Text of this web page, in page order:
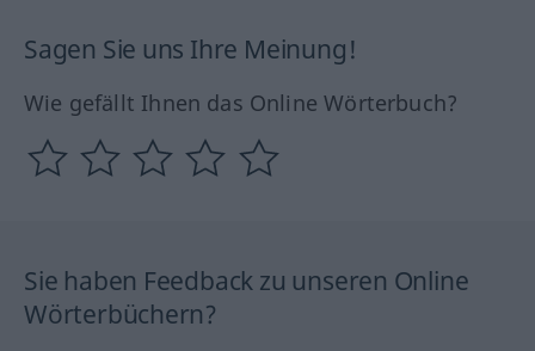
Sagen Sie uns Ihre Meinung!
Wie gefällt Ihnen das Online Wörterbuch?
Sie haben Feedback zu unseren Online
Wörterbüchern?